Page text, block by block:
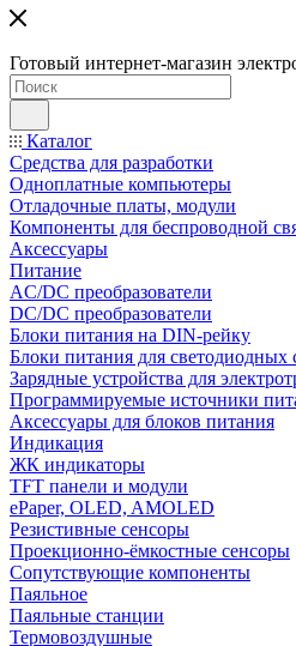
Готовый интернет-магазин
Каталог
Средства для разработки
Одноплатные компьютеры
Отладочные платы, модули
Компоненты для беспроводной
Аксессуары
Питание
AC/DC преобразователи
DC/DC преобразователи
Блоки питания на DIN-рейку
Блоки питания для светодиодных
Зарядные устройства для
Программируемые источники
Аксессуары для блоков питания
Индикация
ЖК индикаторы
TFT панели и модули
ePaper, OLED, AMOLED
Резистивные сенсоры
Проекционно-ёмкостные сенсоры
Сопутствующие компоненты
Паяльное
Паяльные станции
Термовоздушные